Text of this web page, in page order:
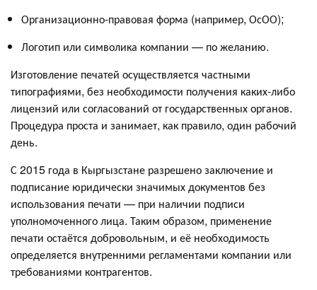
Организационно-правовая форма (например, ОсОО);
Логотип или символика компании — по желанию.
Изготовление печатей осуществляется частными
типографиями, без необходимости получения каких-либо
лицензий или согласований от государственных органов.
Процедура проста и занимает, как правило, один рабочий
день.
С 2015 года в Кыргызстане разрешено заключение и
подписание юридически значимых документов без
использования печати — при наличии подписи
уполномоченного лица. Таким образом, применение
печати остаётся добровольным, и её необходимость
определяется внутренними регламентами компании или
требованиями контрагентов.